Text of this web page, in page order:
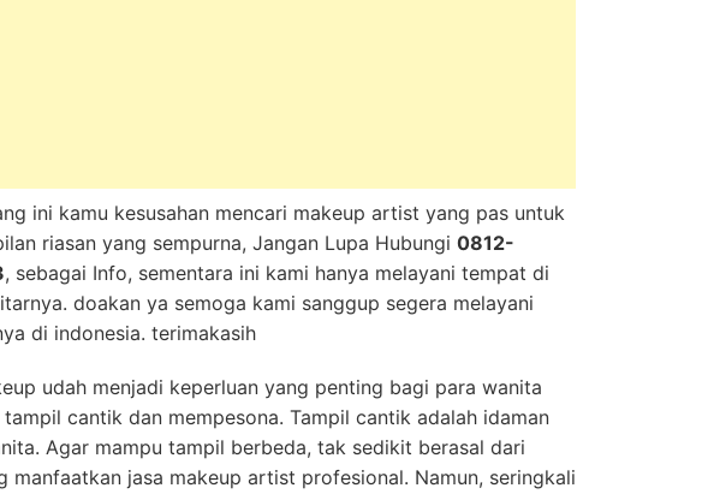
ini kamu kesusahan mencari makeup artist yang pas untuk
riasan yang sempurna, Jangan Lupa Hubungi 0812-
, sebagai Info, sementara ini kami hanya melayani tempat di
doakan ya semoga kami sanggup segera melayani
di indonesia. terimakasih
udah menjadi keperluan yang penting bagi para wanita
tampil cantik dan mempesona. Tampil cantik adalah idaman
Agar mampu tampil berbeda, tak sedikit berasal dari
manfaatkan jasa makeup artist profesional. Namun, seringkali